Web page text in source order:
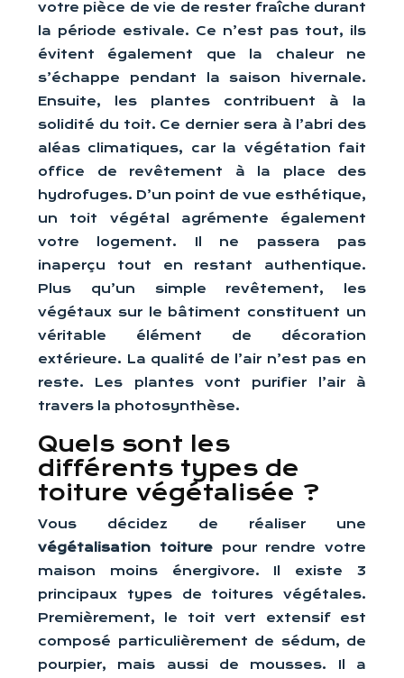
votre pièce de vie de rester fraîche durant
la période estivale. Ce n’est pas tout, ils
évitent également que la chaleur ne
s’échappe pendant la saison hivernale.
Ensuite, les plantes contribuent à la
solidité du toit. Ce dernier sera à l’abri des
aléas climatiques, car la végétation fait
office de revêtement à la place des
hydrofuges. D’un point de vue esthétique,
un toit végétal agrémente également
votre logement. Il ne passera pas
inaperçu tout en restant authentique.
Plus qu’un simple revêtement, les
végétaux sur le bâtiment constituent un
véritable élément de décoration
extérieure. La qualité de l’air n’est pas en
reste. Les plantes vont purifier l’air à
travers la photosynthèse.
Quels sont les
différents types de
toiture végétalisée ?
Vous décidez de réaliser une
végétalisation toiture pour rendre votre
maison moins énergivore. Il existe 3
principaux types de toitures végétales.
Premièrement, le toit vert extensif est
composé particulièrement de sédum, de
pourpier, mais aussi de mousses. Il a